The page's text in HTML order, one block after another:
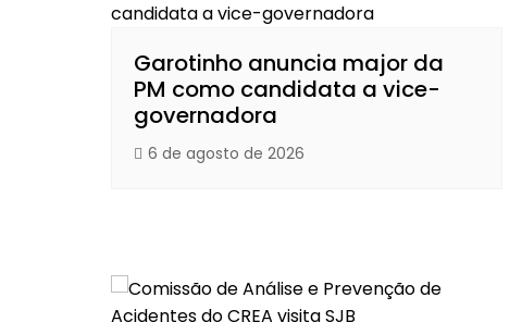
Garotinho anuncia major da
PM como candidata a vice-
governadora
6 de agosto de 2026